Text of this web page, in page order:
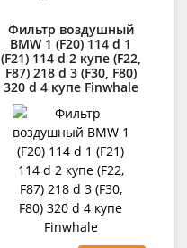
Фильтр воздушный
BMW 1 (F20) 114 d 1
(F21) 114 d 2 купе (F22,
F87) 218 d 3 (F30, F80)
320 d 4 купе Finwhale